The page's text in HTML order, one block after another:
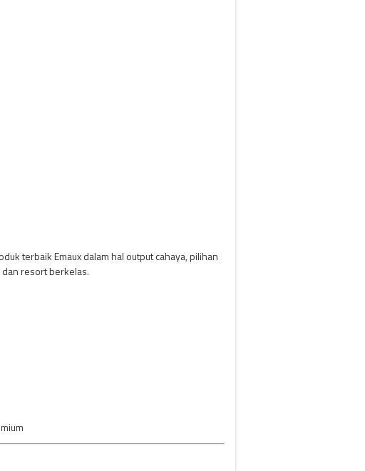
terbaik Emaux dalam hal output cahaya, pilihan
resort berkelas.